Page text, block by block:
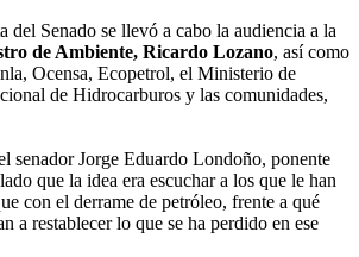
del Senado se llevó a cabo la audiencia a la
de Ambiente, Ricardo Lozano, así como
Ocensa, Ecopetrol, el Ministerio de
de Hidrocarburos y las comunidades,
senador Jorge Eduardo Londoño, ponente
que la idea era escuchar a los que le han
con el derrame de petróleo, frente a qué
a restablecer lo que se ha perdido en ese